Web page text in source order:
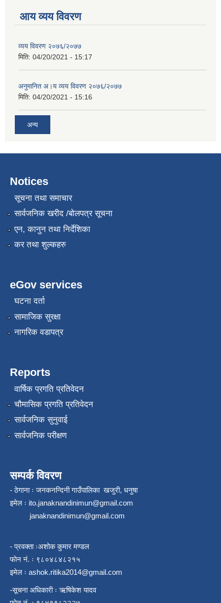
आय व्यय विवरण
व्यय विवरण २०७६/२०७७
मिति: 04/20/2021 - 15:17
अनुमानित अ।य व्यय विवरण २०७६/२०७७
मिति: 04/20/2021 - 15:16
अन्य
Notices
सूचना तथा समाचार
सार्वजनिक खरीद /बोलपत्र सूचना
एन, कानुन तथा निर्देशिका
कर तथा शुल्कहरु
eGov services
घटना दर्ता
सामाजिक सुरक्षा
नागरिक वडापत्र
Reports
वार्षिक प्रगति प्रतिवेदन
चौमासिक प्रगति प्रतिवेदन
सार्वजनिक सुनुवाई
सार्वजनिक परीक्षण
सम्पर्क विवरण
- ठेगाना ः जनकनन्दिनी गाउँपालिका खजुरी, धनुषा
इमेल ः ito.janaknandinimun@gmail.com
janaknandinimun@gmail.com
- प्रवक्ता ःअशोक कुमार मण्डल
फाेन नं. ः ९८०४८४८२१५
इमेल ः ashok.ritika2014@gmail.com
-सूचना अधिकारी ः ऋषिकेश यादव